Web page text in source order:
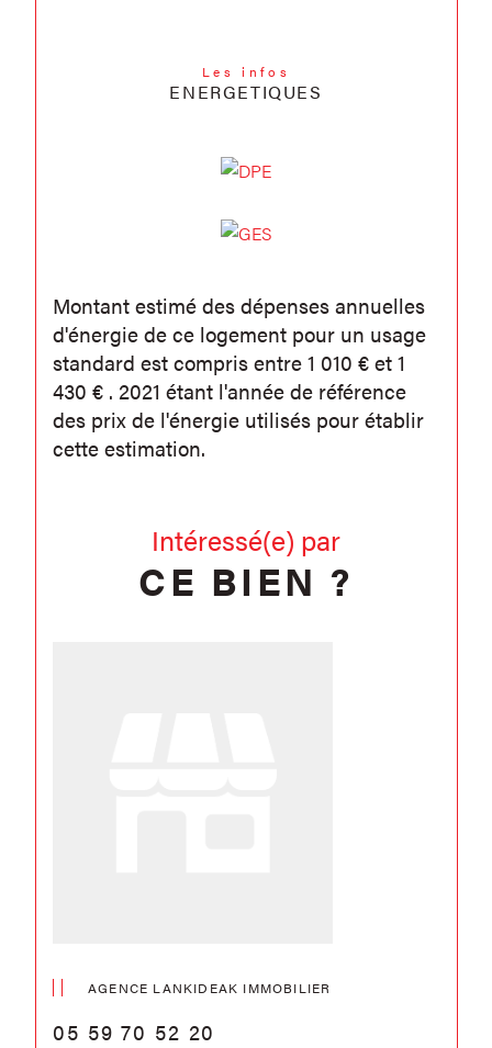
Les infos
ENERGETIQUES
Montant estimé des dépenses annuelles
d'énergie de ce logement pour un usage
standard est compris entre 1 010 € et 1
430 € . 2021 étant l'année de référence
des prix de l'énergie utilisés pour établir
cette estimation.
Intéressé(e) par
CE BIEN ?
AGENCE LANKIDEAK IMMOBILIER
05 59 70 52 20